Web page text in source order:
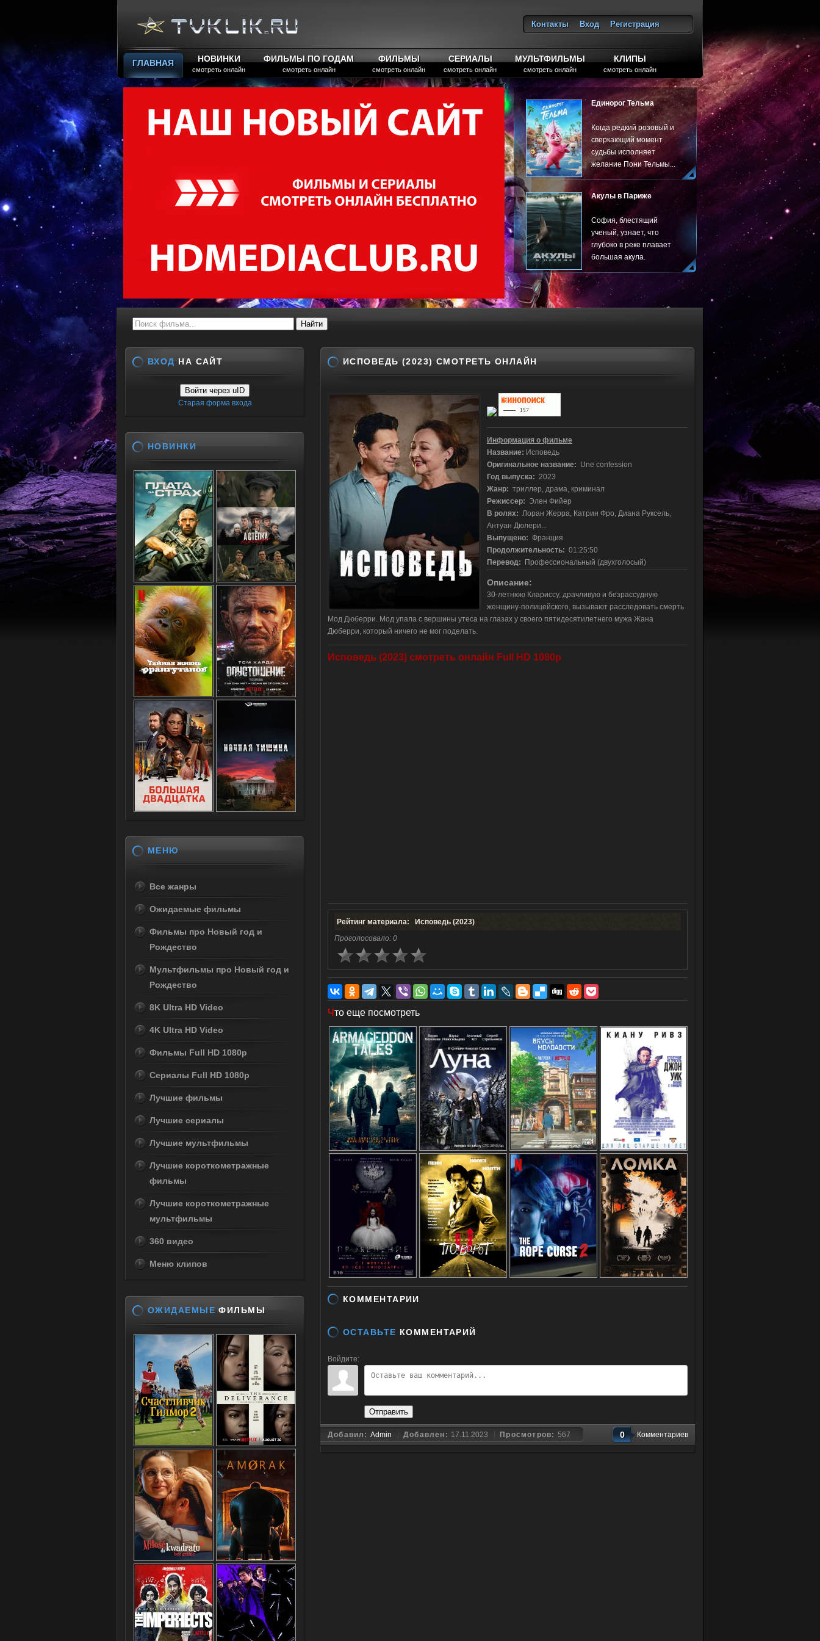
Контакты Вход
Регистрация
ГЛАВНАЯ НОВИНКИ
смотреть онлайн
ФИЛЬМЫ ПО ГОДАМ
смотреть онлайн
ФИЛЬМЫ
смотреть онлайн
СЕРИАЛЫ
смотреть онлайн
МУЛЬТФИЛЬМЫ
смотреть онлайн
КЛИПЫ
смотреть онлайн
Единорог Тельма
Когда редкий розовый и
сверкающий момент
судьбы исполняет
желание Пони Тельмы...
Акулы в Париже
София, блестящий
ученый, узнает, что
глубоко в реке плавает
большая акула.
ИСПОВЕДЬ (2023) СМОТРЕТЬ ОНЛАЙН
Информация о фильме
Название: Исповедь
Оригинальное название: Une confession
Год выпуска: 2023
Жанр: триллер, драма, криминал
Режиссер: Элен Фийер
В ролях: Лоран Жерра, Катрин Фро, Диана Руксель,
Антуан Дюлери...
Выпущено: Франция
Продолжительность: 01:25:50
Перевод: Профессиональный (двухголосый)
Описание:
30-летнюю Клариссу, драчливую и безрассудную
женщину-полицейского, вызывают расследовать смерть
Мод Дюберри. Мод упала с вершины утеса на глазах у своего пятидесятилетнего мужа Жана
Дюберри, который ничего не мог поделать.
Исповедь (2023) смотреть онлайн Full HD 1080p
Рейтинг материала: Исповедь (2023)
Проголосовало: 0
Что еще посмотреть
КОММЕНТАРИИ
ОСТАВЬТЕ КОММЕНТАРИЙ
Войдите:
Отправить
Добавил: Admin Добавлен: 17.11.2023 Просмотров: 567 0 Комментариев
ВХОД НА САЙТ
Войти через uID
Старая форма входа
НОВИНКИ
МЕНЮ
Все жанры
Ожидаемые фильмы
Фильмы про Новый год и
Рождество
Мультфильмы про Новый год и
Рождество
8K Ultra HD Video
4K Ultra HD Video
Фильмы Full HD 1080p
Сериалы Full HD 1080p
Лучшие фильмы
Лучшие сериалы
Лучшие мультфильмы
Лучшие короткометражные
фильмы
Лучшие короткометражные
мультфильмы
360 видео
Меню клипов
ОЖИДАЕМЫЕ ФИЛЬМЫ